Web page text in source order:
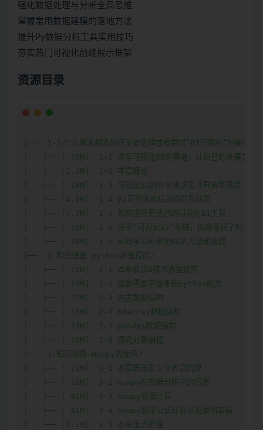
强化数据处理与分析全局思维
掌握常用数据建模的落地方法
提升Py数据分析工具实用技巧
夯实热门可视化前端展示框架
资源目录
.
├──  1-为什么越来越多的开发者选择或者尝试“BI可视化”的新赛道/
│   ├── [ 16M]  1-1 进军可视化IB新赛道，让自己的发展之路
│   ├── [2.3M]  1-2 本章概览
│   ├── [ 18M]  1-3 可视化BI的企业需求及业界典型场景
│   ├── [4.5M]  1-4 BI可视化对标的岗位及前景
│   ├── [7.3M]  1-5 如何选择更适合的可视化BI工具
│   ├── [ 16M]  1-6 进军“可视化BI”领域，你准备好了吗
│   └── [ 10M]  1-7 高效学习可视化BI的方法和线路
├──  2-知识储备-python必备技能/
│   ├── [ 12M]  2-1 本章概览&技术选型优势
│   ├── [ 14M]  2-2 细数需要掌握哪些python能力
│   ├── [ 23M]  2-3 内置数据结构
│   ├── [ 33M]  2-4 Ndarray数据结构
│   ├── [ 24M]  2-5 pandas数据结构
│   └── [ 18M]  2-6 面向对象编程
├──  3-知识储备-Numpy的使用/
│   ├── [ 23M]  3-1 本章概览及专业术语梳理
│   ├── [ 16M]  3-2 numpy在数据分析中的用途
│   ├── [ 45M]  3-3 numpy数据计算
│   ├── [ 41M]  3-4 numpy数学公式计算以及案例实操
│   └── [5.1M]  3-5 本章重点梳理